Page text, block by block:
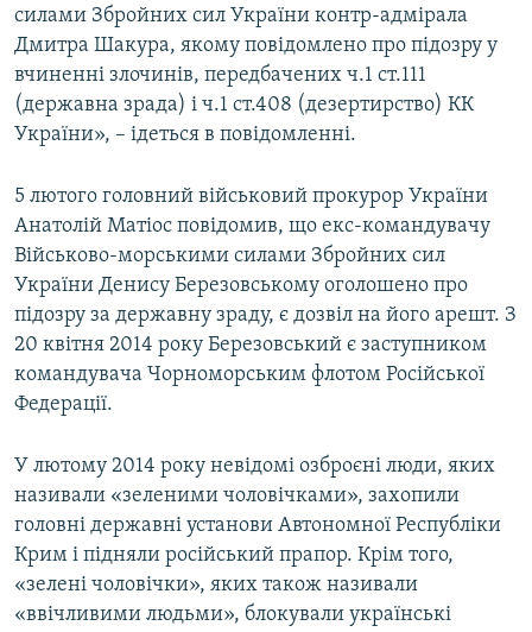
силами Збройних сил України контр-адмірала
Дмитра Шакура, якому повідомлено про підозру у
вчиненні злочинів, передбачених ч.1 ст.111
(державна зрада) і ч.1 ст.408 (дезертирство) КК
України», – ідеться в повідомленні.
5 лютого головний військовий прокурор України
Анатолій Матіос повідомив, що екс-командувачу
Військово-морськими силами Збройних сил
України Денису Березовському оголошено про
підозру за державну зраду, є дозвіл на його арешт. З
20 квітня 2014 року Березовський є заступником
командувача Чорноморським флотом Російської
Федерації.
У лютому 2014 року невідомі озброєні люди, яких
називали «зеленими чоловічками», захопили
головні державні установи Автономної Республіки
Крим і підняли російський прапор. Крім того,
«зелені чоловічки», яких також називали
«ввічливими людьми», блокували українські